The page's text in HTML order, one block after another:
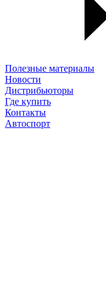
Полезные материалы
Новости
Дистрибьюторы
Где купить
Контакты
Автоспорт